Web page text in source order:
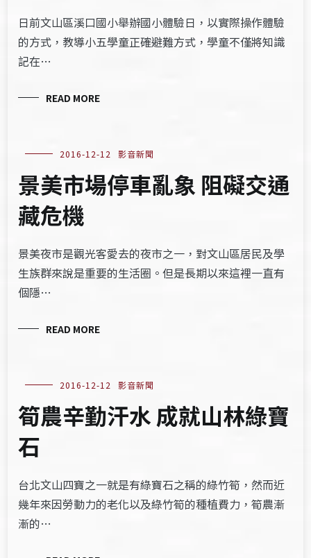
日前文山區溪口國小舉辦國小體驗日，以實際操作體驗
的方式，教導小五學童正確避難方式，學童不僅將知識
記在…
READ MORE
2016-12-12 影音新聞
景美市場停車亂象 阻礙交通
藏危機
景美夜市是觀光客愛去的夜市之一，對文山區居民及學
生族群來說是重要的生活圈。但是長期以來這裡一直有
個隱…
READ MORE
2016-12-12 影音新聞
筍農辛勤汗水 成就山林綠寶
石
台北文山四寶之一就是有綠寶石之稱的綠竹筍，然而近
幾年來因勞動力的老化以及綠竹筍的種植費力，筍農漸
漸的…